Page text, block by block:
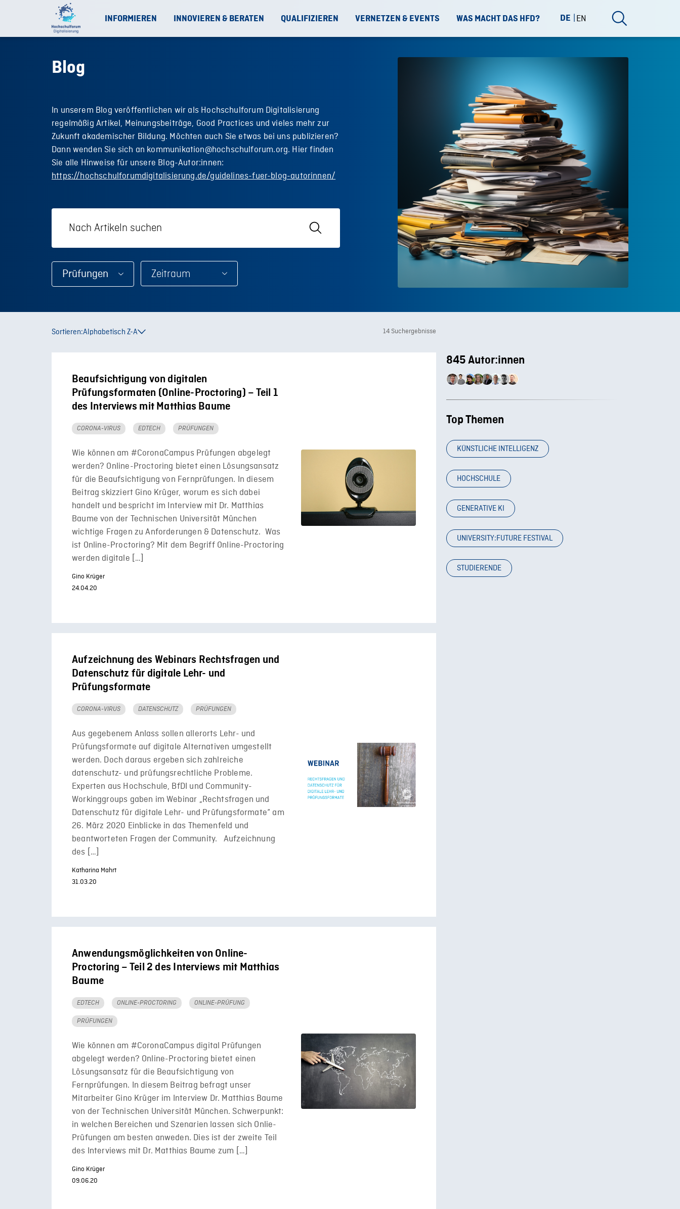
INFORMIEREN INNOVIEREN & BERATEN QUALIFIZIEREN VERNETZEN & EVENTS WAS MACHT DAS HFD? DE EN
Blog
In unserem Blog veröffentlichen wir als Hochschulforum Digitalisierung
regelmäßig Artikel, Meinungsbeiträge, Good Practices und vieles mehr zur
Zukunft akademischer Bildung. Möchten auch Sie etwas bei uns publizieren?
Dann wenden Sie sich an kommunikation@hochschulforum.org. Hier finden
Sie alle Hinweise für unsere Blog-Autor:innen:
https://hochschulforumdigitalisierung.de/guidelines-fuer-blog-autorinnen/
Prüfungen
Sortieren:Alphabetisch Z-A 14 Suchergebnisse
Beaufsichtigung von digitalen
Prüfungsformaten (Online-Proctoring) – Teil 1
des Interviews mit Matthias Baume
CORONA-VIRUS EDTECH PRÜFUNGEN
Wie können am #CoronaCampus Prüfungen abgelegt
werden? Online-Proctoring bietet einen Lösungsansatz
für die Beaufsichtigung von Fernprüfungen. In diesem
Beitrag skizziert Gino Krüger, worum es sich dabei
handelt und bespricht im Interview mit Dr. Matthias
Baume von der Technischen Universität München
wichtige Fragen zu Anforderungen & Datenschutz. Was
ist Online-Proctoring? Mit dem Begriff Online-Proctoring
werden digitale […]
Gino Krüger
24.04.20
Aufzeichnung des Webinars Rechtsfragen und
Datenschutz für digitale Lehr- und
Prüfungsformate
CORONA-VIRUS DATENSCHUTZ PRÜFUNGEN
Aus gegebenem Anlass sollen allerorts Lehr- und
Prüfungsformate auf digitale Alternativen umgestellt
werden. Doch daraus ergeben sich zahlreiche
datenschutz- und prüfungsrechtliche Probleme.
Experten aus Hochschule, BfDI und Community-
Workinggroups gaben im Webinar „Rechtsfragen und
Datenschutz für digitale Lehr- und Prüfungsformate“ am
26. März 2020 Einblicke in das Themenfeld und
beantworteten Fragen der Community. Aufzeichnung
des […]
Katharina Mahrt
31.03.20
Anwendungsmöglichkeiten von Online-
Proctoring – Teil 2 des Interviews mit Matthias
Baume
EDTECH ONLINE-PROCTORING ONLINE-PRÜFUNG
PRÜFUNGEN
Wie können am #CoronaCampus digital Prüfungen
abgelegt werden? Online-Proctoring bietet einen
Lösungsansatz für die Beaufsichtigung von
Fernprüfungen. In diesem Beitrag befragt unser
Mitarbeiter Gino Krüger im Interview Dr. Matthias Baume
von der Technischen Universität München. Schwerpunkt:
in welchen Bereichen und Szenarien lassen sich Onlie-
Prüfungen am besten anweden. Dies ist der zweite Teil
des Interviews mit Dr. Matthias Baume zum […]
Gino Krüger
09.06.20
845 Autor:innen
Top Themen
KÜNSTLICHE INTELLIGENZ
HOCHSCHULE
GENERATIVE KI
UNIVERSITY:FUTURE FESTIVAL
STUDIERENDE